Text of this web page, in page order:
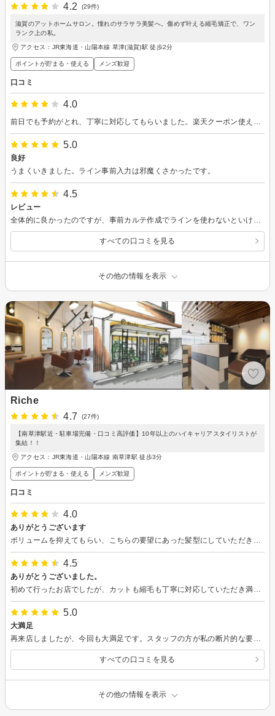
4.2 (29件)
滋賀のアットホームサロン。憧れのサラサラ美髪へ。傷めず叶える縮毛矯正で、ワン
ランク上の私。
アクセス：JR東海道・山陽本線 草津(滋賀)駅 徒歩2分
ポイントが貯まる・使える メンズ歓迎
口コミ
4.0
5.0
良好
うまくいきました。ライン事前入力は邪魔くさかったです。
4.5
レビュー
すべての口コミを見る
その他の情報を表示
Riche
4.7
(27件)
【南草津駅近・駐車場完備・口コミ高評価】10年以上のハイキャリアスタイリストが
集結！！
アクセス：JR東海道・山陽本線 南草津駅 徒歩3分
ポイントが貯まる・使える メンズ歓迎
口コミ
4.0
ありがとうございます
4.5
ありがとうございました。
5.0
大満足
すべての口コミを見る
その他の情報を表示